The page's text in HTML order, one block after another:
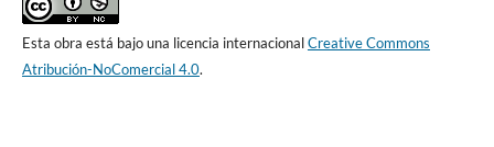
Esta obra está bajo una licencia internacionalCreative Commons
Atribución-NoComercial 4.0.